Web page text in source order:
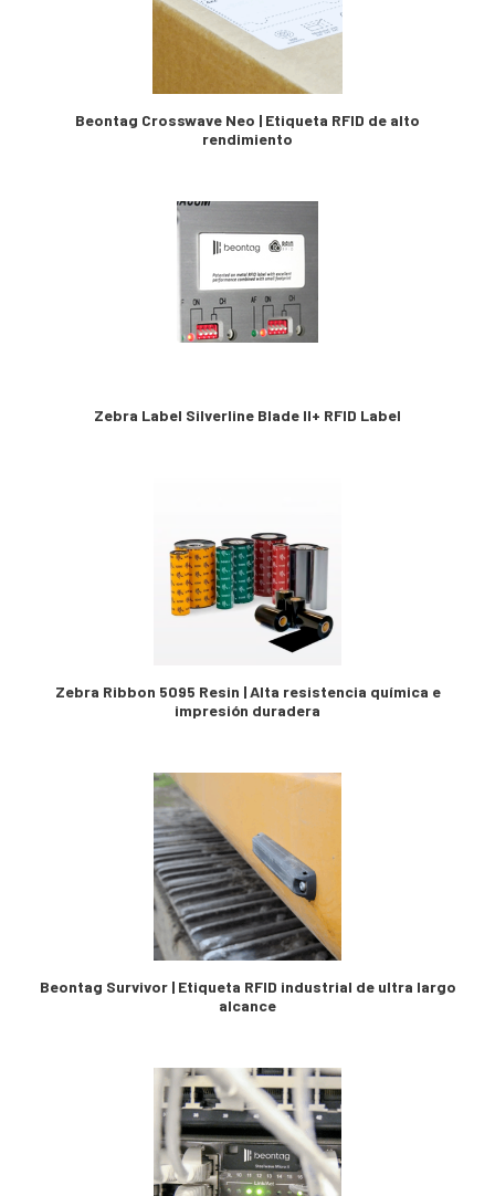
Beontag Crosswave Neo | Etiqueta RFID de alto
rendimiento
Zebra Label Silverline Blade II+ RFID Label
Zebra Ribbon 5095 Resin | Alta resistencia química e
impresión duradera
Beontag Survivor | Etiqueta RFID industrial de ultra largo
alcance